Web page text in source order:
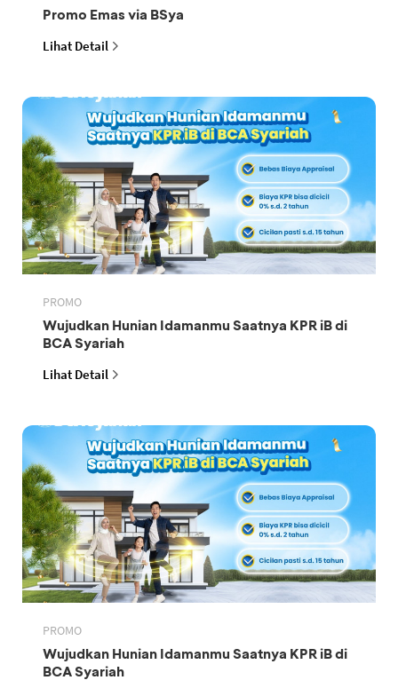
Promo Emas via BSya
Lihat Detail
PROMO
Wujudkan Hunian Idamanmu Saatnya KPR iB di
BCA Syariah
Lihat Detail
PROMO
Wujudkan Hunian Idamanmu Saatnya KPR iB di
BCA Syariah